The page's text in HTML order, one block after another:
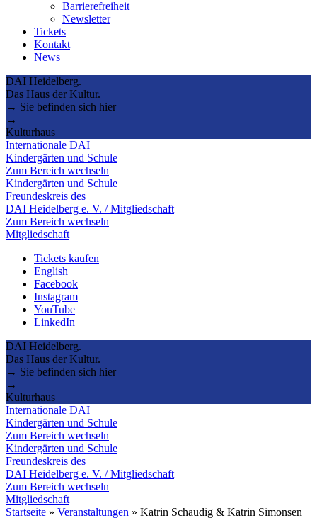
Barrierefreiheit
Newsletter
Tickets
Kontakt
News
DAI Heidelberg.
Das Haus der Kultur.
→ Sie befinden sich hier
→
Kulturhaus
Internationale DAI
Kindergärten und Schule
Zum Bereich wechseln
Kindergärten und Schule
Freundeskreis des
DAI Heidelberg e. V. / Mitgliedschaft
Zum Bereich wechseln
Mitgliedschaft
Tickets kaufen
English
Facebook
Instagram
YouTube
LinkedIn
DAI Heidelberg.
Das Haus der Kultur.
→ Sie befinden sich hier
→
Kulturhaus
Internationale DAI
Kindergärten und Schule
Zum Bereich wechseln
Kindergärten und Schule
Freundeskreis des
DAI Heidelberg e. V. / Mitgliedschaft
Zum Bereich wechseln
Mitgliedschaft
Startseite » Veranstaltungen » Katrin Schaudig & Katrin Simonsen